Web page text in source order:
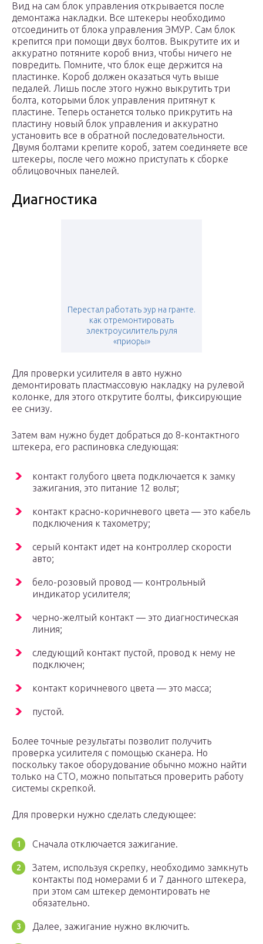
Вид на сам блок управления открывается после
демонтажа накладки. Все штекеры необходимо
отсоединить от блока управления ЭМУР. Сам блок
крепится при помощи двух болтов. Выкрутите их и
аккуратно потяните короб вниз, чтобы ничего не
повредить. Помните, что блок еще держится на
пластинке. Короб должен оказаться чуть выше
педалей. Лишь после этого нужно выкрутить три
болта, которыми блок управления притянут к
пластине. Теперь останется только прикрутить на
пластину новый блок управления и аккуратно
установить все в обратной последовательности.
Двумя болтами крепите короб, затем соединяете все
штекеры, после чего можно приступать к сборке
облицовочных панелей.
Диагностика
Перестал работать эур на гранте.
как отремонтировать
электроусилитель руля
«приоры»
Для проверки усилителя в авто нужно
демонтировать пластмассовую накладку на рулевой
колонке, для этого открутите болты, фиксирующие
ее снизу.
Затем вам нужно будет добраться до 8-контактного
штекера, его распиновка следующая:
контакт голубого цвета подключается к замку
зажигания, это питание 12 вольт;
контакт красно-коричневого цвета — это кабель
подключения к тахометру;
серый контакт идет на контроллер скорости
авто;
бело-розовый провод — контрольный
индикатор усилителя;
черно-желтый контакт — это диагностическая
линия;
следующий контакт пустой, провод к нему не
подключен;
контакт коричневого цвета — это масса;
пустой.
Более точные результаты позволит получить
проверка усилителя с помощью сканера. Но
поскольку такое оборудование обычно можно найти
только на СТО, можно попытаться проверить работу
системы скрепкой.
Для проверки нужно сделать следующее:
Сначала отключается зажигание.
Затем, используя скрепку, необходимо замкнуть
контакты под номерами 6 и 7 данного штекера,
при этом сам штекер демонтировать не
обязательно.
Далее, зажигание нужно включить.